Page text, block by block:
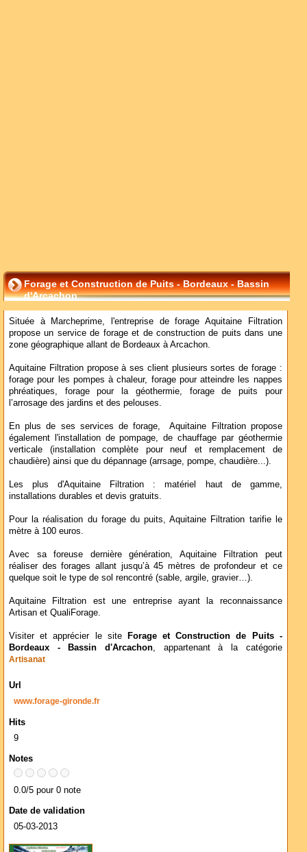
Forage et Construction de Puits - Bordeaux - Bassin
d'Arcachon
Située à Marcheprime, l'entreprise de forage Aquitaine Filtration
propose un service de forage et de construction de puits dans une
zone géographique allant de Bordeaux à Arcachon.
Aquitaine Filtration propose à ses client plusieurs sortes de forage :
forage pour les pompes à chaleur, forage pour atteindre les nappes
phréatiques, forage pour la géothermie, forage de puits pour
l’arrosage des jardins et des pelouses.
En plus de ses services de forage, Aquitaine Filtration propose
également l'installation de pompage, de chauffage par géothermie
verticale (installation complète pour neuf et remplacement de
chaudière) ainsi que du dépannage (arrsage, pompe, chaudière...).
Les plus d'Aquitaine Filtration : matériel haut de gamme,
installations durables et devis gratuits.
Pour la réalisation du forage du puits, Aquitaine Filtration tarifie le
mètre à 100 euros.
Avec sa foreuse dernière génération, Aquitaine Filtration peut
réaliser des forages allant jusqu’à 45 mètres de profondeur et ce
quelque soit le type de sol rencontré (sable, argile, gravier…).
Aquitaine Filtration est une entreprise ayant la reconnaissance
Artisan et QualiForage.
Visiter et apprécier le site
Forage et Construction de Puits -
Bordeaux - Bassin d'Arcachon, appartenant à la catégorie
Artisanat
Url
www.forage-gironde.fr
Hits
9
Notes
0.0/5 pour 0 note
Date de validation
05-03-2013